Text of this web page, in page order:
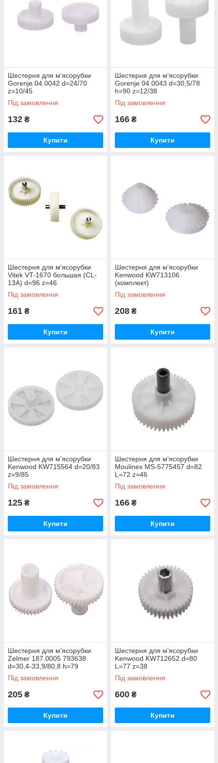
Шестерня для м'ясорубки
Gorenje 04.0042 d=24/70
z=10/45
Під замовлення
132 ₴
Купити
Шестерня для м'ясорубки
Gorenje 04.0043 d=30,5/78
h=90 z=12/38
Під замовлення
166 ₴
Купити
Шестерня для м'ясорубки
Vitek VT-1670 большая (CL-
13A) d=96 z=46
Під замовлення
161 ₴
Купити
Шестерня для м'ясорубки
Kenwood KW713106
(комплект)
Під замовлення
208 ₴
Купити
Шестерня для м'ясорубки
Kenwood KW715564 d=20/83
z=9/85
Під замовлення
125 ₴
Купити
Шестерня для м'ясорубки
Moulinex MS-5775457 d=82
L=72 z=46
Під замовлення
166 ₴
Купити
Шестерня для м'ясорубки
Zelmer 187.0005 793638
d=30,4-33,9/80,8 h=79
z=12/38
Під замовлення
205 ₴
Купити
Шестерня для м'ясорубки
Kenwood KW712652 d=80
L=77 z=38
Під замовлення
600 ₴
Купити